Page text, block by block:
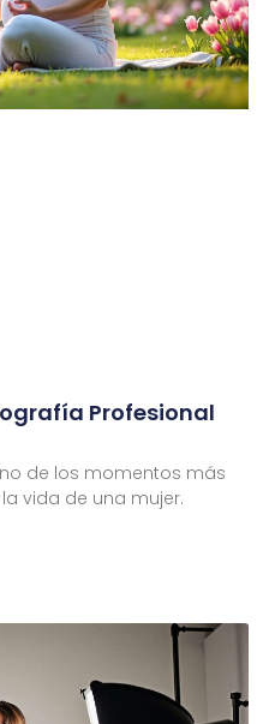
Profesional
de los momentos más
vida de una mujer.